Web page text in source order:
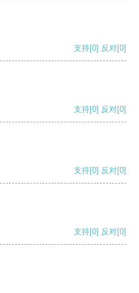
支持[0] 反对[0]
支持[0] 反对[0]
支持[0] 反对[0]
支持[0] 反对[0]